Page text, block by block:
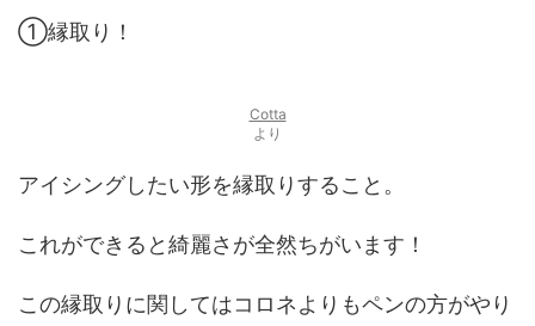
①縁取り！
Cotta
より
アイシングしたい形を縁取りすること。
これができると綺麗さが全然ちがいます！
この縁取りに関してはコロネよりもペンの方がやり